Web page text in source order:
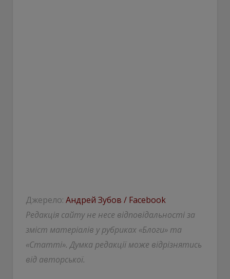
Джерело: Андрей Зубов / Facebook
Редакція сайту не несе відповідальності за
зміст матеріалів у рубриках «Блоги» та
«Статті». Думка редакції може відрізнятись
від авторської.